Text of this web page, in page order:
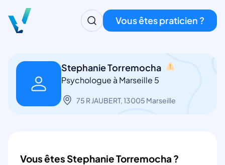
Vous êtes praticien ?
Stephanie Torremocha
Psychologue à Marseille 5
75 R JAUBERT, 13005 Marseille
Vous êtes Stephanie Torremocha ?